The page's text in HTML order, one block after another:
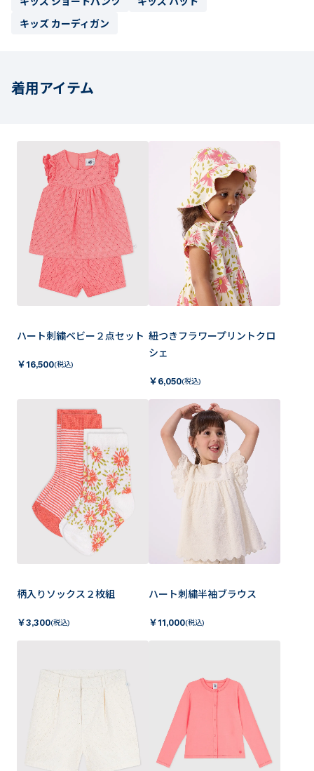
キッズ カーディガン
着用アイテム
ハート刺繍ベビー２点セット
￥16,500(税込)
紐つきフラワープリントクロ
シェ
￥ 6,050(税込)
柄入りソックス２枚組
￥3,300(税込)
ハート刺繍半袖ブラウス
￥11,000(税込)